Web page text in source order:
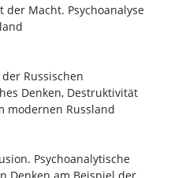
der Macht. Psychoanalyse
Russischen
Denken, Destruktivität
modernen Russland
Psychoanalytische